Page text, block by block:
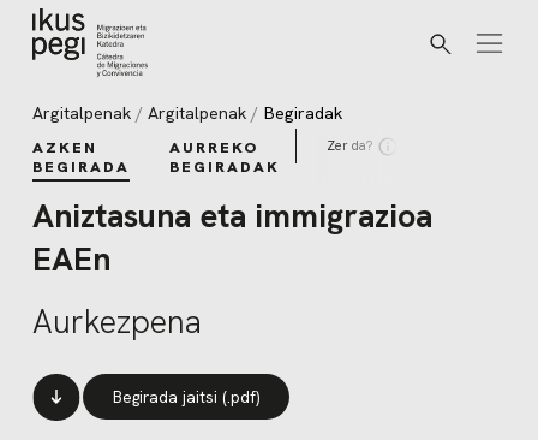
Joan zuzenean edukira
Bilatu
Argitalpenak Argitalpenak Begiradak
AZKEN
BEGIRADA
AURREKO
BEGIRADAK
Zer da?
Aniztasuna eta immigrazioa
EAEn
Aurkezpena
Begirada jaitsi (.pdf)